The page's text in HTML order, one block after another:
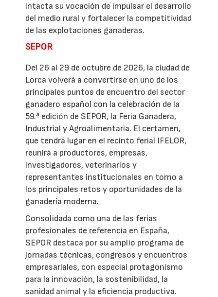
intacta su vocación de impulsar el desarrollo
del medio rural y fortalecer la competitividad
de las explotaciones ganaderas.
SEPOR
Del 26 al 29 de octubre de 2026, la ciudad de
Lorca volverá a convertirse en uno de los
principales puntos de encuentro del sector
ganadero español con la celebración de la
59.ª edición de SEPOR, la Feria Ganadera,
Industrial y Agroalimentaria. El certamen,
que tendrá lugar en el recinto ferial IFELOR,
reunirá a productores, empresas,
investigadores, veterinarios y
representantes institucionales en torno a
los principales retos y oportunidades de la
ganadería moderna.
Consolidada como una de las ferias
profesionales de referencia en España,
SEPOR destaca por su amplio programa de
jornadas técnicas, congresos y encuentros
empresariales, con especial protagonismo
para la innovación, la sostenibilidad, la
sanidad animal y la eficiencia productiva.